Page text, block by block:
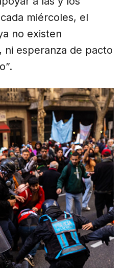
miércoles, el
no existen
ni esperanza de pacto